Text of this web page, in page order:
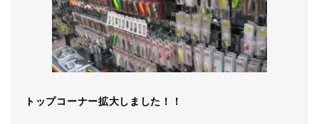
トップコーナー拡大しました！！